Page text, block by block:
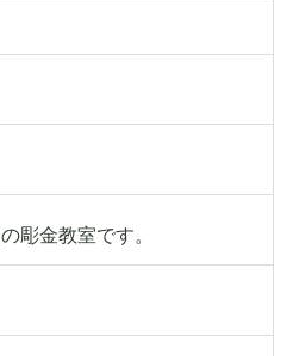
彫金教室です。